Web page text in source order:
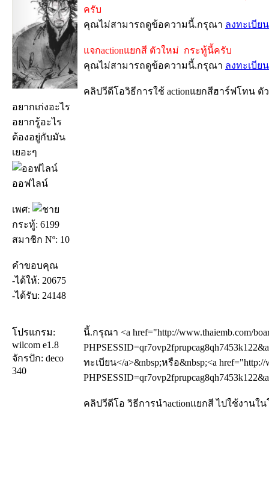
อยากเก่งอะไร
อยากรู้อะไร
ต้องอยู่กับมัน
เยอะๆ
ออฟไลน์
เพศ:
กระทู้: 6199
สมาชิก Nº: 10
คำขอบคุณ
-ได้ให้: 20675
-ได้รับ: 24148
โปรแกรม:
wilcom e1.8
จักรปัก: deco
340
ครับ
คุณไม่สามารถดูข้อความนี้.กรุณา ลงทะเบียน
แจกactionแยกสี ตัวใหม่ กระทู้นี้ครับ
คุณไม่สามารถดูข้อความนี้.กรุณา ลงทะเบียน
คลิปวีดีโอวิธีการใช้ actionแยกสีฮาร์ฟโทน ตั
นี้.กรุณา <a href="http://www.thaiemb.com/
ทะเบียน</a>&nbsp;หรือ&nbsp;<a href="http://
คลิปวีดีโอ วิธีการนำactionแยกสี ไปใช้งานใ